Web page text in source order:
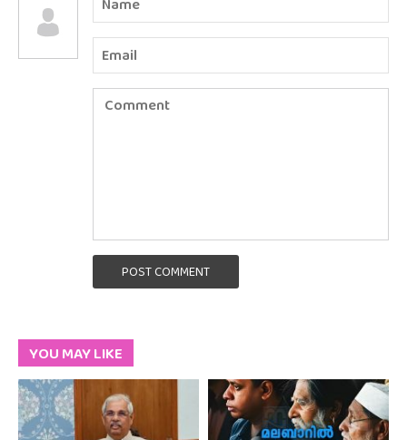
POST COMMENT
YOU MAY LIKE